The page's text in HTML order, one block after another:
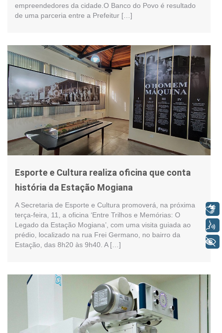
empreendedores da cidade.O Banco do Povo é resultado
de uma parceria entre a Prefeitur […]
Esporte e Cultura realiza oficina que conta
história da Estação Mogiana
A Secretaria de Esporte e Cultura promoverá, na próxima
terça-feira, 11, a oficina ‘Entre Trilhos e Memórias: O
Legado da Estação Mogiana’, com uma visita guiada ao
prédio, localizado na rua Frei Germano, no bairro da
Estação, das 8h20 às 9h40. A […]
Libras
Voz
+ Acessibilidade